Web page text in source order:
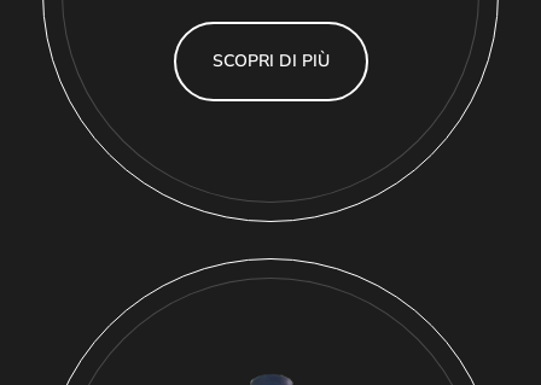
SCOPRI DI PIÙ